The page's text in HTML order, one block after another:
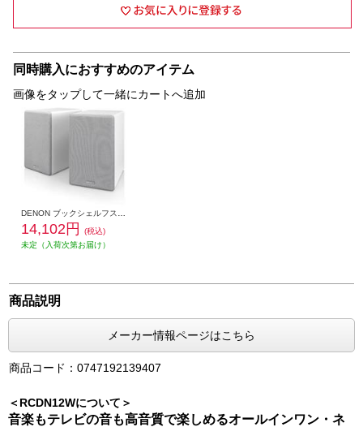
同時購入におすすめのアイテム
画像をタップして一緒にカートへ追加
14,102円
(税込)
未定（入荷次第お届け）
商品説明
メーカー情報ページはこちら
商品コード：0747192139407
＜RCDN12Wについて＞
音楽もテレビの音も高音質で楽しめるオールインワン・ネ